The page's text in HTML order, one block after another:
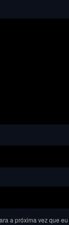
a próxima vez que eu